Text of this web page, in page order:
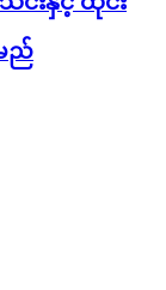
ခန်းနှင့် လက်နက်